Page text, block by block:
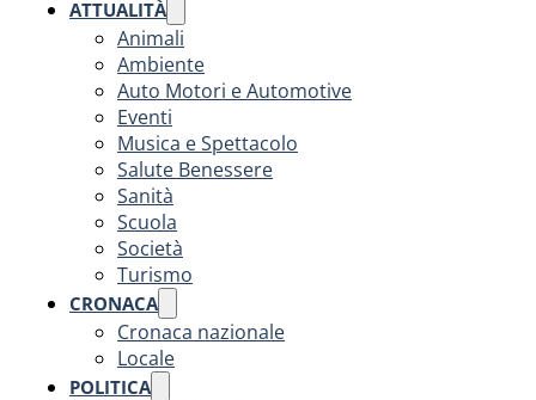
ATTUALITÀ
Animali
Ambiente
Auto Motori e Automotive
Eventi
Musica e Spettacolo
Salute Benessere
Sanità
Scuola
Società
Turismo
CRONACA
Cronaca nazionale
Locale
POLITICA